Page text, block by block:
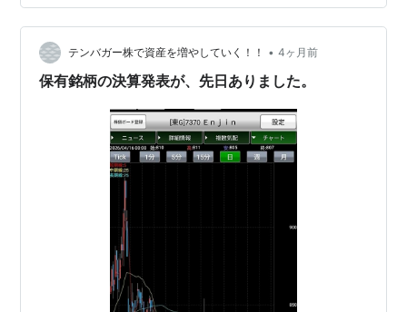
ていくだけですが、、。 続いて、ヤマハ発動機の日足チ
ャートです。 ここも、決算発表後、1300円を越えました
が 銘柄の癖ですよね～、ボックス相場になります。
MACDでも顕著に…
テンバガー株で資産を増やしていく！！ • 4ヶ月前
保有銘柄の決算発表が、先日ありました。